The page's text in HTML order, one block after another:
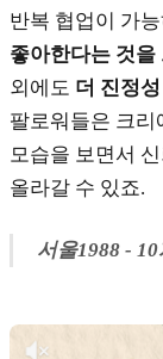
반복 협업이 가
좋아한다는 것을
외에도 더 진정
팔로워들은 크
모습을 보면서
올라갈 수 있죠.
서울1988 -